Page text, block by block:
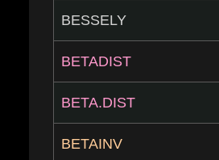
BESSELY
BETADIST
BETA.DIST
BETAINV